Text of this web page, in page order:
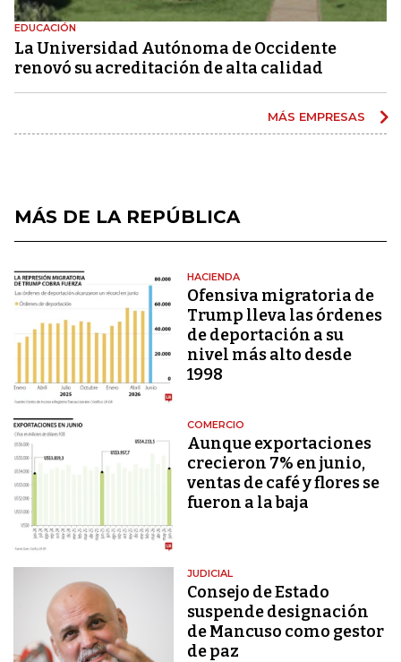
EDUCACIÓN
La Universidad Autónoma de Occidente
renovó su acreditación de alta calidad
MÁS EMPRESAS
MÁS DE LA REPÚBLICA
HACIENDA
Ofensiva migratoria de
Trump lleva las órdenes
de deportación a su
nivel más alto desde
1998
COMERCIO
Aunque exportaciones
crecieron 7% en junio,
ventas de café y flores se
fueron a la baja
JUDICIAL
Consejo de Estado
suspende designación
de Mancuso como gestor
de paz